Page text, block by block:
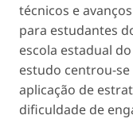
técnicos e
para estudantes
escola estadual
estudo centrou-
aplicação de
dificuldade de